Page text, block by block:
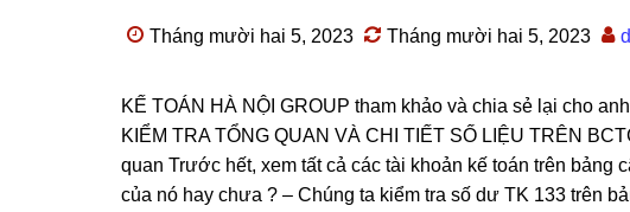
Tháng mười hai 5, 2023 Tháng mười hai 5, 2023
KẾ TOÁN HÀ NỘI GROUP tham khảo và chia sẻ lại cho
KIỂM TRA TỔNG QUAN VÀ CHI TIẾT SỐ LIỆU TRÊN
quan Trước hết, xem tất cả các tài khoản kế toán trên bảng
của nó hay chưa ? – Chúng ta kiểm tra số dư TK 133 trên